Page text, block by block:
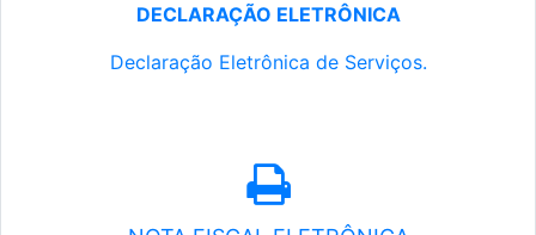
DECLARAÇÃO ELETRÔNICA
Declaração Eletrônica de Serviços.